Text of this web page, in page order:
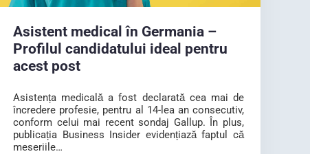
Asistent medical în Germania –
Profilul candidatului ideal pentru
acest post
Asistența medicală a fost declarată cea mai de
încredere profesie, pentru al 14-lea an consecutiv,
conform celui mai recent sondaj Gallup. În plus,
publicația Business Insider evidențiază faptul că
meseriile…